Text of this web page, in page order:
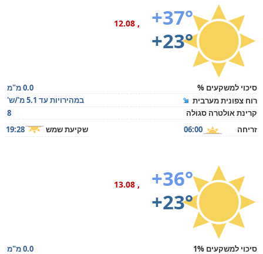
+37°
+23°
, 12.08
סיכוי למשקעים %
0.0 מ"מ
רוח צפונית מערבית
במהירויות עד 5.1 מ'/ש'
קרינת אולטרה סגולה
8
זריחה
06:00 שקיעת שמש 19:28
+36°
+23°
, 13.08
סיכוי למשקעים 1%
0.0 מ"מ